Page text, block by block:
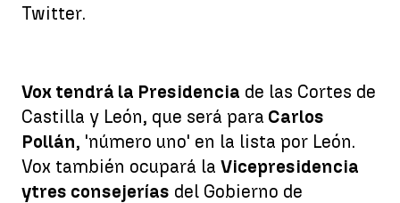
Twitter.
Vox tendrá la Presidencia de las Cortes de
Castilla y León, que será para Carlos
Pollán, 'número uno' en la lista por León.
Vox también ocupará la Vicepresidencia
ytres consejerías del Gobierno de